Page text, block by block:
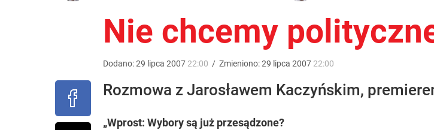
Nie chcemy
Dodano:29 lipca 2007 22:00 / Zmieniono:29 lipca 2007 22:00
Rozmowa z Jarosławem Kaczyńskim,
„Wprost: Wybory są już przesądzone?